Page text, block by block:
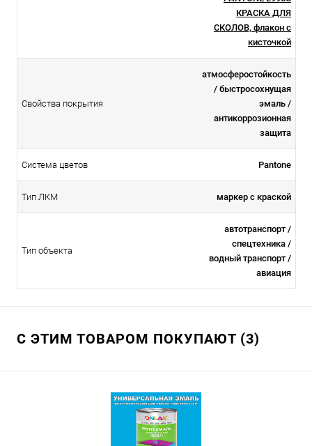
КРАСКА ДЛЯ
СКОЛОВ, флакон с
кисточкой
Свойства покрытия
атмосферостойкоcть
/ быстросохнущая
эмаль /
антикоррозионная
защита
Система цветов Pantone
Тип ЛКМ маркер с краской
Тип объекта
автотранспорт /
спецтехника /
водный транспорт /
авиация
С ЭТИМ ТОВАРОМ ПОКУПАЮТ (3)